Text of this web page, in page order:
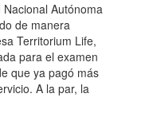
Autónoma
de manera
Territorium Life,
para el examen
que ya pagó más
A la par, la